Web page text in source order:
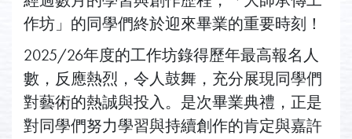
作坊」的同學們終於迎來畢業的重要時刻！
2025/26年度的工作坊錄得歷年最高報名人
數，反應熱烈，令人鼓舞，充分展現同學們
對藝術的熱誠與投入。是次畢業典禮，正是
對同學們努力學習與持續創作的肯定與嘉許